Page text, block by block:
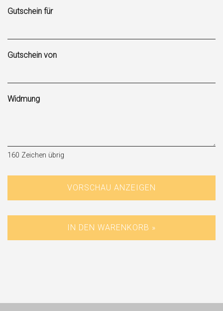
Gutschein für
Gutschein von
Widmung
160 Zeichen übrig
VORSCHAU ANZEIGEN
IN DEN WARENKORB »